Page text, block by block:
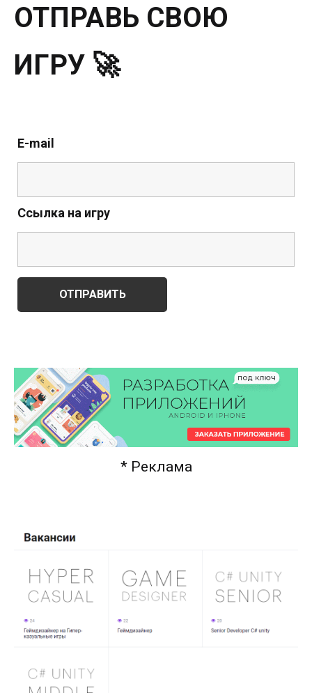
ОТПРАВЬ СВОЮ
ИГРУ 🚀
E-mail
Ссылка на игру
* Реклама